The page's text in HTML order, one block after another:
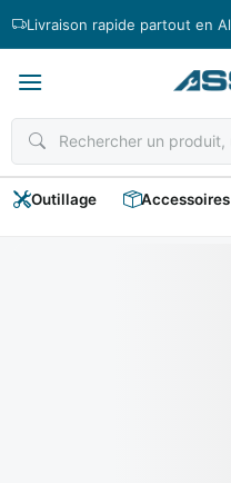
Livraison rapide partout en
Outillage Accessoires